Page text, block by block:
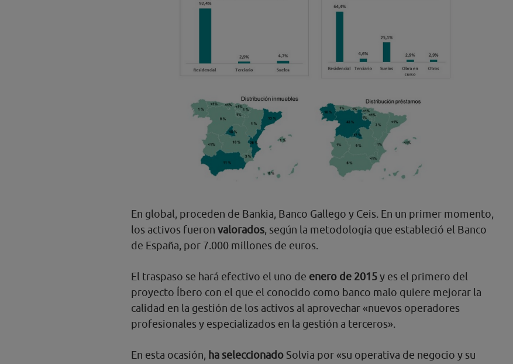
En global, proceden de Bankia, Banco Gallego y Ceis. En un primer momento,
los activos fueronvalorados, según la metodología que estableció el Banco
de España, por 7.000 millones de euros.
El traspaso se hará efectivo el uno de enero de 2015y es el primero del
proyecto Íbero con el que el conocido como banco malo quiere mejorar la
calidad en la gestión de los activos al aprovechar «nuevos operadores
profesionales y especializados en la gestión a terceros».
En esta ocasión, ha seleccionado Solvia por «su operativa de negocio y su